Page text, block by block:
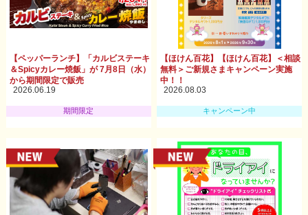
【ペッパーランチ】「カルビステーキ
＆Spicyカレー焼飯」が 7月8日（水）
から期間限定で販売
2026.06.19
期間限定
【ほけん百花】【ほけん百花】＜相談
無料＞ご新規さまキャンペーン実施
中！！
2026.08.03
キャンペーン中